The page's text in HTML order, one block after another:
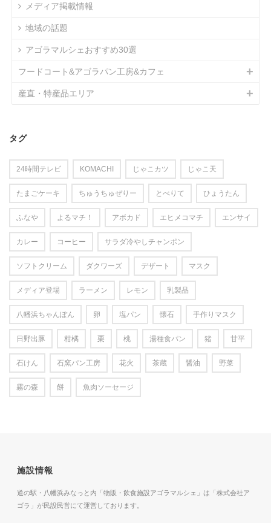
メディア掲載情報
地域の話題
アゴラマルシェおすすめ30選
フードコート&アゴラパン工房&カフェ
産直・特産品エリア
タグ
24時間テレビ KOMACHI じゃこカツ じゃこ天
たまごケーキ ちゅうちゅぜりー とべりて ひょうたん
ふなや よるマチ！ アボカド エヒメコマチ エンサイ
カレー コーヒー サラダ冷やしチャンポン
ソフトクリーム ダクワーズ デザート マスク
メディア登場 ラーメン レモン 乳製品
八幡浜ちゃんぽん 卵 塩パン 懐石 手作りマスク
日野出豚 柑橘 栗 桃 湯種食パン 猪 甘平
石けん 石窯パン工房 花火 茶蔵 醤油 野菜
霧の森 餅 魚肉ソーセージ
施設情報
道の駅・八幡浜みなっと内「物販・飲食施設アゴラマルシェ」は「株式会社ア
ゴラ」が民設民営にて運営しております。